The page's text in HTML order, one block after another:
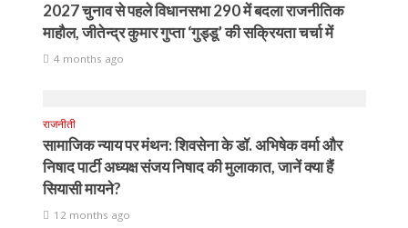
2027 चुनाव से पहले विधानसभा 290 में बदला राजनीतिक
माहौल, जीतेन्द्र कुमार गुप्ता ‘गुड्डू’ की सक्रियता चर्चा में
4 months ago
राजनीती
सामाजिक न्याय पर मंथन: शिवसेना के डॉ. अभिषेक वर्मा और
निषाद पार्टी अध्यक्ष संजय निषाद की मुलाकात, जानें क्या हैं
सियासी मायने?
12 months ago